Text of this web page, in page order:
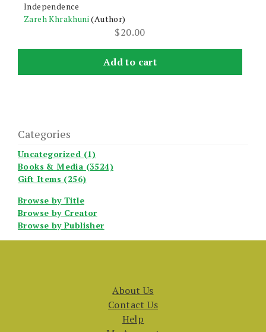
Independence
Zareh Khrakhuni(Author)
$20.00
Add to cart
Categories
Uncategorized (1)
Books & Media (3524)
Gift Items (256)
Browse by Title
Browse by Creator
Browse by Publisher
About Us
Contact Us
Help